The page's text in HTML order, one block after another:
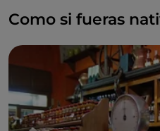
Como si fueras